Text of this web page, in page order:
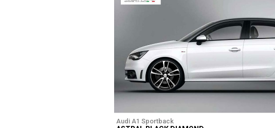
Audi A1 Sportback